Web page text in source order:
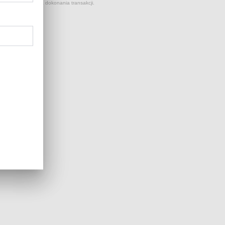
NBP z dnia dokonania transakcji.